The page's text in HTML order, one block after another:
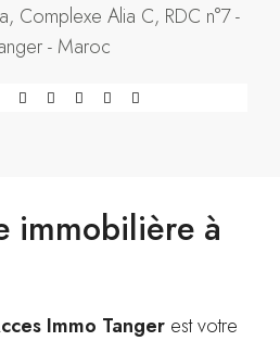
Complexe Alia C, RDC n°7 -
- Maroc
immobilière à
Immo Tanger est votre